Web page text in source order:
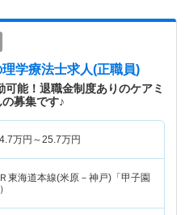
外科に特化しています。
三好病院は、昭和29年に兵庫県西
内科、外科、整形外科など多様な医
供しています。救急医療や手術を含
「看取り」を含む慢性期医療ま
設する介護医療院を通じて、患者の
な医療を心がけています。地域社
し、患者の立場に立った医療を実
活動や地域の医療機関との円滑な連
理学療法士求人(正職員)
可能！退職金制度ありのケアミ
募集です♪
万円～25.7万円
Ｒ東海道本線(米原－神戸)「甲子園